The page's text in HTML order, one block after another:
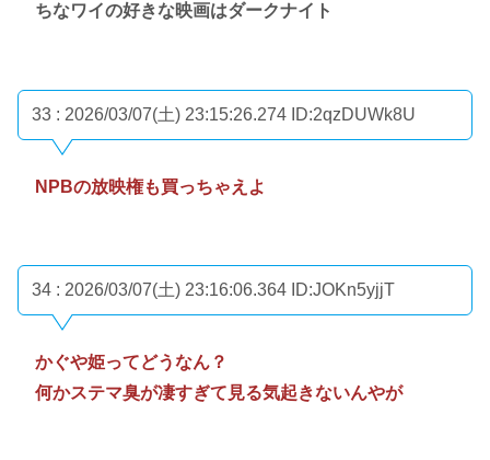
ちなワイの好きな映画はダークナイト
33 : 2026/03/07(土) 23:15:26.274 ID:2qzDUWk8U
NPBの放映権も買っちゃえよ
34 : 2026/03/07(土) 23:16:06.364 ID:JOKn5yjjT
かぐや姫ってどうなん？
何かステマ臭が凄すぎて見る気起きないんやが